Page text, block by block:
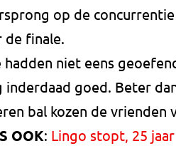
op de
de finale.
hadden niet eens
inderdaad goed. Beter
bal kozen de
OOK: Lingo stopt, 25